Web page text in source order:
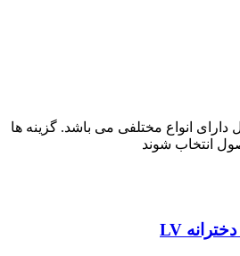
دارای انواع مختلفی می باشد. گزینه ها
انتخاب شوند